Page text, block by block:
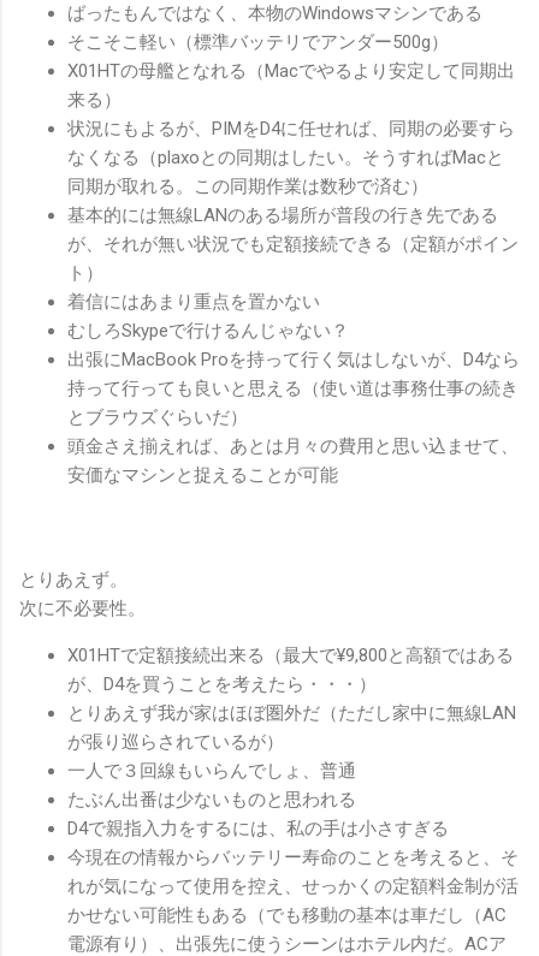
ばったもんではなく、本物のWindowsマシンである
そこそこ軽い（標準バッテリでアンダー500g）
X01HTの母艦となれる（Macでやるより安定して同期出
来る）
状況にもよるが、PIMをD4に任せれば、同期の必要すら
なくなる（plaxoとの同期はしたい。そうすればMacと
同期が取れる。この同期作業は数秒で済む）
基本的には無線LANのある場所が普段の行き先である
が、それが無い状況でも定額接続できる（定額がポイン
ト）
着信にはあまり重点を置かない
むしろSkypeで行けるんじゃない？
出張にMacBook Proを持って行く気はしないが、D4なら
持って行っても良いと思える（使い道は事務仕事の続き
とブラウズぐらいだ）
頭金さえ揃えれば、あとは月々の費用と思い込ませて、
安価なマシンと捉えることが可能
とりあえず。
次に不必要性。
X01HTで定額接続出来る（最大で¥9,800と高額ではある
が、D4を買うことを考えたら・・・）
とりあえず我が家はほぼ圏外だ（ただし家中に無線LAN
が張り巡らされているが）
一人で３回線もいらんでしょ、普通
たぶん出番は少ないものと思われる
D4で親指入力をするには、私の手は小さすぎる
今現在の情報からバッテリー寿命のことを考えると、そ
れが気になって使用を控え、せっかくの定額料金制が活
かせない可能性もある（でも移動の基本は車だし（AC
電源有り）、出張先に使うシーンはホテル内だ。ACア